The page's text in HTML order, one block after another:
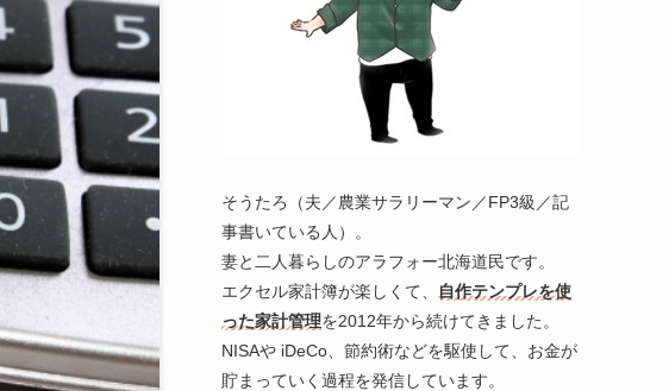
そうたろ（夫／農業サラリーマン／FP3級／記
事書いている人）。
妻と二人暮らしのアラフォー北海道民です。
エクセル家計簿が楽しくて、
自作テンプレを使
った家計管理を2012年から続けてきました。
NISAや iDeCo、節約術などを駆使して、お金が
貯まっていく過程を発信しています。